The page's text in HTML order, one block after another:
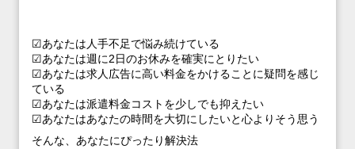
☑あなたは人手不足で悩み続けている
☑あなたは週に2日のお休みを確実にとりたい
☑あなたは求人広告に高い料金をかけることに疑問を感じ
ている
☑あなたは派遣料金コストを少しでも抑えたい
☑あなたはあなたの時間を大切にしたいと心よりそう思う
そんな、あなたにぴったり解決法